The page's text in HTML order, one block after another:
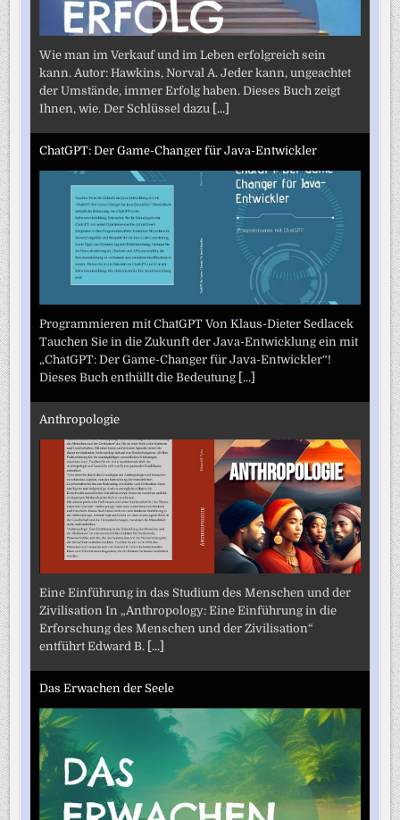
Wie man im Verkauf und im Leben erfolgreich sein
kann. Autor: Hawkins, Norval A. Jeder kann, ungeachtet
der Umstände, immer Erfolg haben. Dieses Buch zeigt
Ihnen, wie. Der Schlüssel dazu [...]
ChatGPT: Der Game-Changer für Java-Entwickler
Programmieren mit ChatGPT Von Klaus-Dieter Sedlacek
Tauchen Sie in die Zukunft der Java-Entwicklung ein mit
„ChatGPT: Der Game-Changer für Java-Entwickler“!
Dieses Buch enthüllt die Bedeutung [...]
Anthropologie
Eine Einführung in das Studium des Menschen und der
Zivilisation In „Anthropology: Eine Einführung in die
Erforschung des Menschen und der Zivilisation“
entführt Edward B. [...]
Das Erwachen der Seele